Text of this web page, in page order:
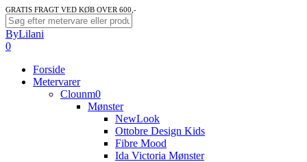
Skip
to
main
content
GRATIS FRAGT VED KØB OVER 600,-
Close
Search
ByLilani
search
account
0
Forside
Metervarer
Clounm0
Mønster
NewLook
Ottobre Design Kids
Fibre Mood
Ida Victoria Mønster